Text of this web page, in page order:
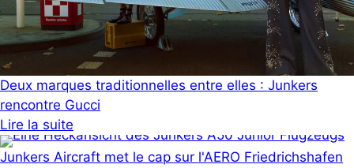
Deux marques traditionnelles entre elles : Junkers
rencontre Gucci
Lire la suite
Junkers Aircraft met le cap sur l'AERO Friedrichshafen